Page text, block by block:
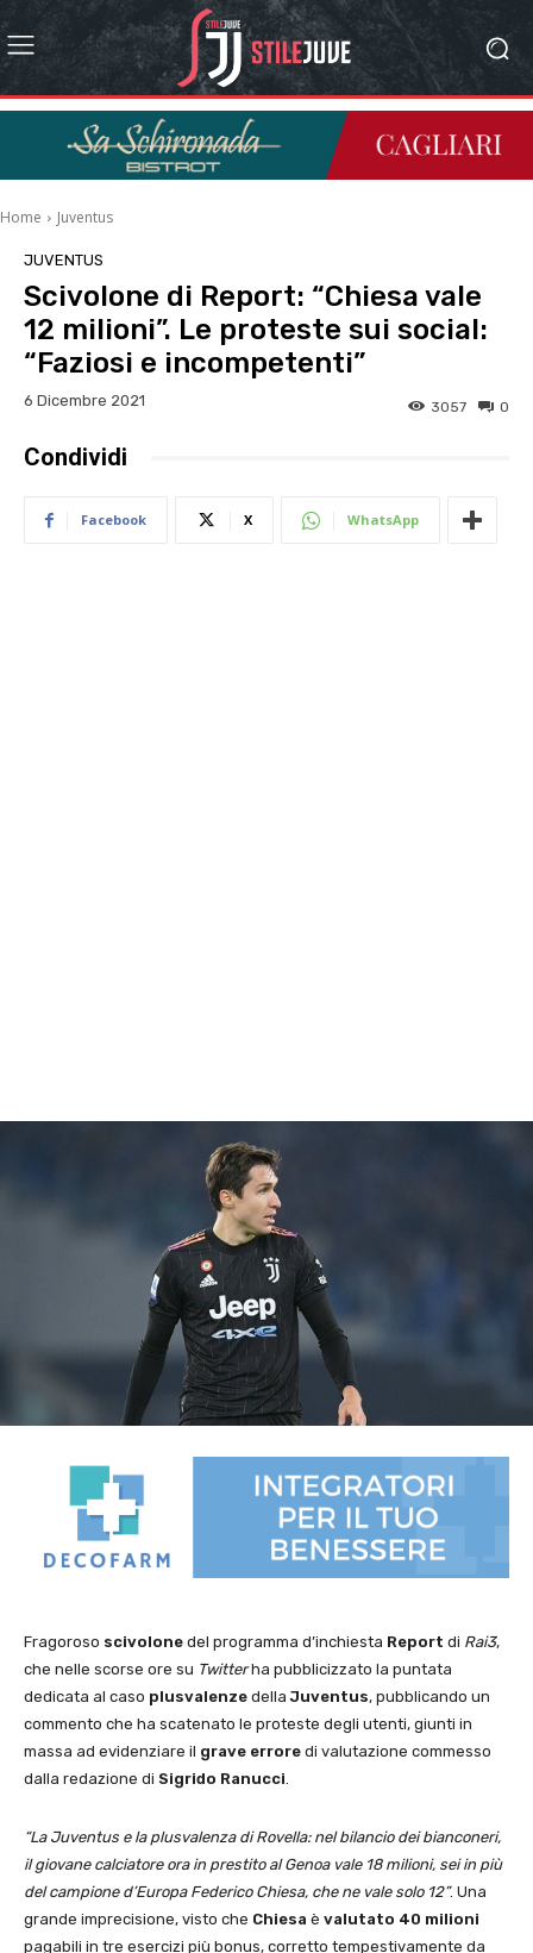
Home Juventus
JUVENTUS
Scivolone di Report: “Chiesa vale
12 milioni”. Le proteste sui social:
“Faziosi e incompetenti”
6 Dicembre 2021 0
3057
Condividi
Facebook X WhatsApp
Fragoroso scivolone del programma d’inchiesta Report di Rai3,
che nelle scorse ore su Twitterha pubblicizzato la puntata
dedicata al caso plusvalenze dellaJuventus, pubblicando un
commento che ha scatenato le proteste degli utenti, giunti in
massa ad evidenziare il grave errore di valutazione commesso
dalla redazione di Sigrido Ranucci
“La Juventus e la plusvalenza di Rovella: nel bilancio dei bianconeri,
il giovane calciatore ora in prestito al Genoa vale 18 milioni, sei in più
del campione d’Europa Federico Chiesa, che ne vale solo 12”. Una
grande imprecisione, visto che Chiesa è valutato 40 milioni
pagabili in tre esercizi più bonus, corretto tempestivamente da